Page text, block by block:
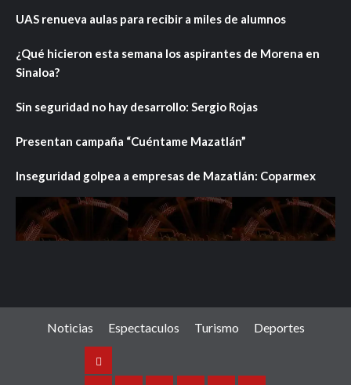
UAS renueva aulas para recibir a miles de alumnos
¿Qué hicieron esta semana los aspirantes de Morena en
Sinaloa?
Sin seguridad no hay desarrollo: Sergio Rojas
Presentan campaña “Cuéntame Mazatlán”
Inseguridad golpea a empresas de Mazatlán: Coparmex
Noticias Espectaculos Turismo Deportes
Noticias